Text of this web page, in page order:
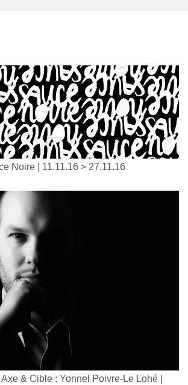
Noire | 11.11.16 > 27.11.16
& Cible : Yonnel Poivre-Le Lohé |